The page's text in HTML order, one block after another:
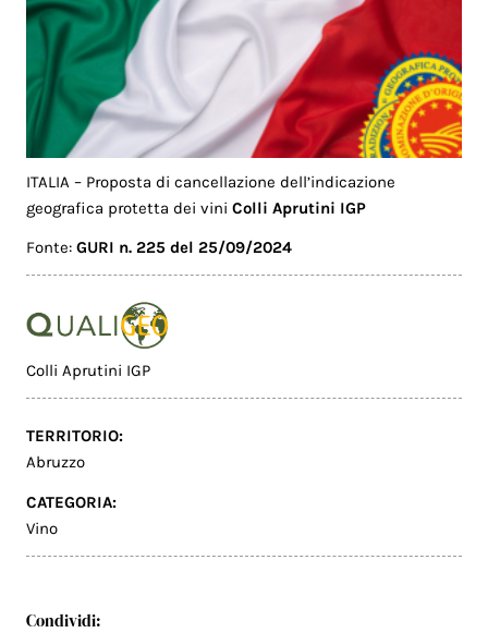
ITALIA – Proposta di cancellazione dell’indicazione
geografica protetta dei viniColli Aprutini IGP
Fonte:GURI n. 225 del 25/09/2024
Colli Aprutini IGP
TERRITORIO:
Abruzzo
CATEGORIA:
Vino
Condividi: